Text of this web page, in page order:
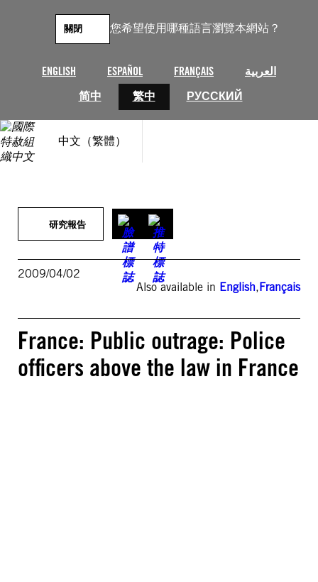
您希望使用哪種語言瀏覽本網站？
ENGLISH ESPAÑOL FRANÇAIS
العربية
简中
繁中 РУССКИЙ
關閉
中文（繁體）
研究報告
2009/04/02
Also available in English,Français
France: Public outrage: Police
officers above the law in France